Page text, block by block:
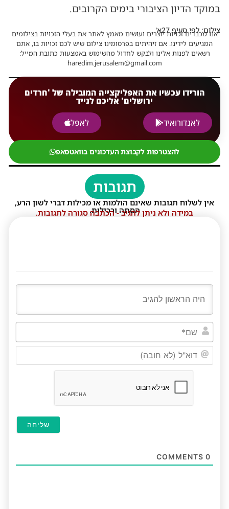
במוקד הדיון הציבורי בימים הקרובים.
צילום: לפי סעיף 27א'
אנו מכבדים זכויות יוצרים ועושים מאמץ לאתר את בעלי הזכויות בצילומים
המגיעים לידינו. אם זיהיתים בפרסומינו צילום שיש לכם זכויות בו, אתם
רשאים לפנות אלינו ולבקש לחדול מהשימוש באמצעות כתובת המייל:
haredim.jerusalem@gmail.com
הורידו עכשיו את האפליקצייה המובילה של 'חרדים
ירושלים' אליכם לנייד
לאנדורואיד
לאפל
להצטרפות לקבוצת העדכונים בוואטסאפ
תגובות
אין לשלוח תגובות שאינם הולמות או מכילות דברי לשון הרע,
הסתה ורכילות.
במידה ולא ניתן להגיב - הכתבה סגורה לתגובות.
0